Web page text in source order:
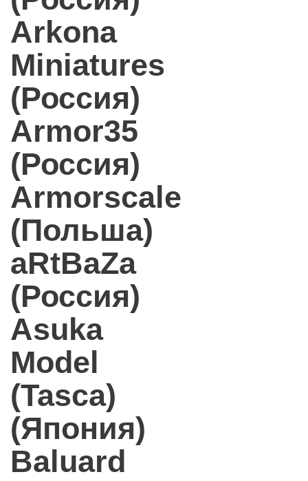
Arkona
Miniatures
(Россия)
Armor35
(Россия)
Armorscale
(Польша)
aRtBaZa
(Россия)
Asuka
Model
(Tasca)
(Япония)
Baluard